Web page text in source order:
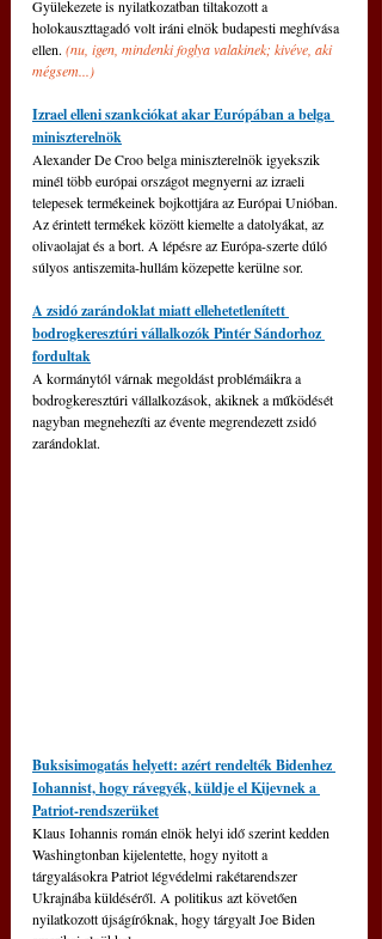
Gyülekezete is nyilatkozatban tiltakozott a
holokauszttagadó volt iráni elnök budapesti meghívása
ellen. (nu, igen, mindenki foglya valakinek; kivéve, aki
mégsem...)
Izrael elleni szankciókat akar Európában a belga
miniszterelnök
Alexander De Croo belga miniszterelnök igyekszik
minél több európai országot megnyerni az izraeli
telepesek termékeinek bojkottjára az Európai Unióban.
Az érintett termékek között kiemelte a datolyákat, az
olivaolajat és a bort. A lépésre az Európa-szerte dúló
súlyos antiszemita-hullám közepette kerülne sor.
A zsidó zarándoklat miatt ellehetetlenített
bodrogkeresztúri vállalkozók Pintér Sándorhoz
fordultak
A kormánytól várnak megoldást problémáikra a
bodrogkeresztúri vállalkozások, akiknek a működését
nagyban megnehezíti az évente megrendezett zsidó
zarándoklat.
Buksisimogatás helyett: azért rendelték Bidenhez
Iohannist, hogy rávegyék, küldje el Kijevnek a
Patriot-rendszerüket
Klaus Iohannis román elnök helyi idő szerint kedden
Washingtonban kijelentette, hogy nyitott a
tárgyalásokra Patriot légvédelmi rakétarendszer
Ukrajnába küldéséről. A politikus azt követően
nyilatkozott újságíróknak, hogy tárgyalt Joe Biden